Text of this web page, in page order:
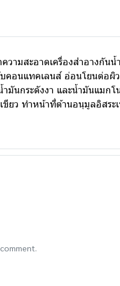
มสะอาดเครื่องสำอางกันน้
บคอนแทคเลนส์ อ่อนโยนต่อ
นกระดังงา และน้ำมันแมกโ
ยว ทำหน้าที่ต้านอนุมูลอิสร